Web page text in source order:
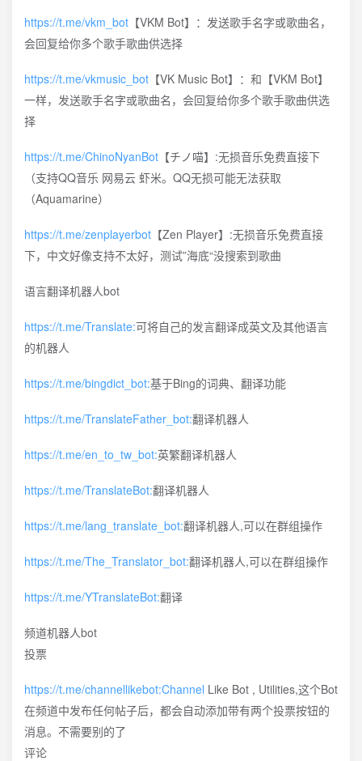
https://t.me/vkm_bot 【VKM Bot】：发送歌手名字或歌曲名，
会回复给你多个歌手歌曲供选择
https://t.me/vkmusic_bot 【VK Music Bot】：和【VKM Bot】
一样，发送歌手名字或歌曲名，会回复给你多个歌手歌曲供选
择
https://t.me/ChinoNyanBot 【チノ喵】:无损音乐免费直接下
（支持QQ音乐 网易云 虾米。QQ无损可能无法获取
（Aquamarine）
https://t.me/zenplayerbot 【Zen Player】:无损音乐免费直接
下，中文好像支持不太好，测试”海底“没搜索到歌曲
语言翻译机器人bot
https://t.me/Translate:可将自己的发言翻译成英文及其他语言
的机器人
https://t.me/bingdict_bot:基于Bing的词典、翻译功能
https://t.me/TranslateFather_bot:翻译机器人
https://t.me/en_to_tw_bot:英繁翻译机器人
https://t.me/TranslateBot:翻译机器人
https://t.me/lang_translate_bot:翻译机器人,可以在群组操作
https://t.me/The_Translator_bot:翻译机器人,可以在群组操作
https://t.me/YTranslateBot:翻译
频道机器人bot
投票
https://t.me/channellikebot:Channel Like Bot , Utilities,这个Bot
在频道中发布任何帖子后，都会自动添加带有两个投票按钮的
消息。不需要别的了
评论